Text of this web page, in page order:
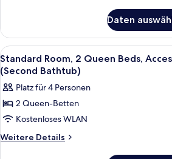
2
Queen
Beds
Daten
Alle
Fotos
für
Standard
Room,
2
Queen
8
Standard Room, 2 Queen Beds,
(Second Bathtub)
Platz für 4 Personen
2 Queen-Betten
Kostenloses WLAN
Weitere Details
Weitere